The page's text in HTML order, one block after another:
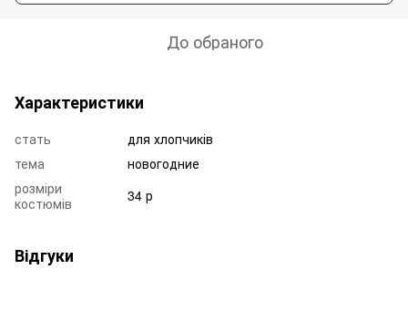
До обраного
Характеристики
стать
для хлопчиків
тема
новогодние
розміри
костюмів
34 р
Відгуки